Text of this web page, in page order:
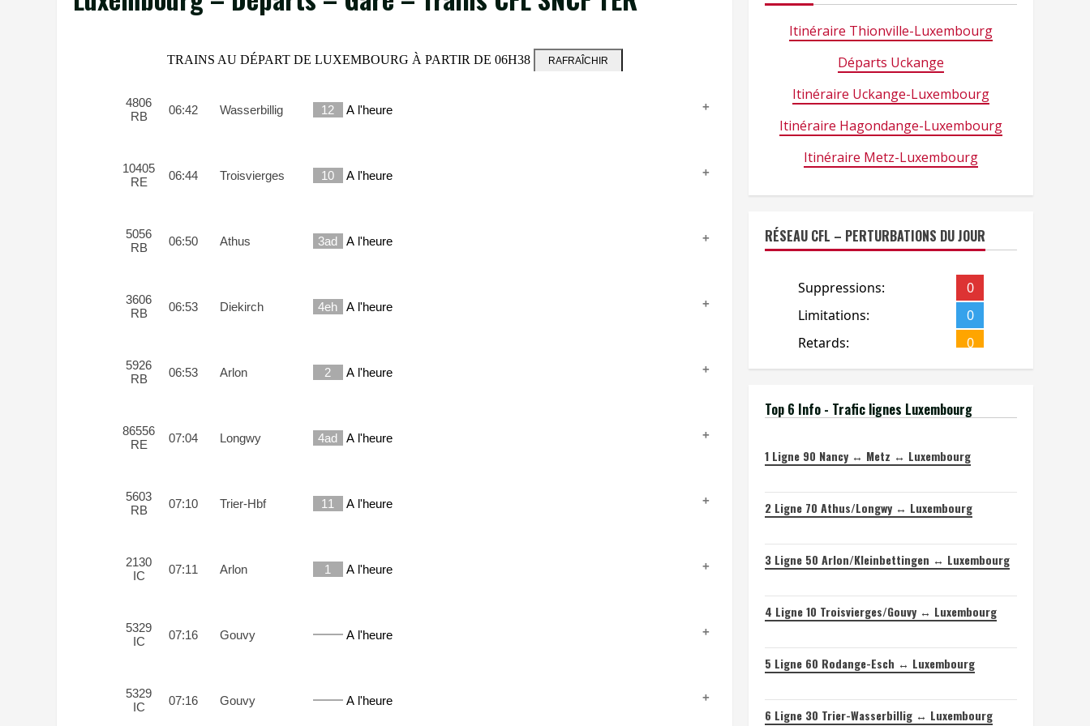
Itinéraire Thionville-Luxembourg
Départs Uckange
Itinéraire Uckange-Luxembourg
Itinéraire Hagondange-Luxembourg
Itinéraire Metz-Luxembourg
RÉSEAU CFL – PERTURBATIONS DU JOUR
Top 6 Info - Trafic lignes Luxembourg
1Ligne 90 Nancy ↔ Metz ↔ Luxembourg
2Ligne 70 Athus/Longwy ↔ Luxembourg
3Ligne 50 Arlon/Kleinbettingen ↔ Luxembourg
4 Ligne 10 Troisvierges/Gouvy ↔ Luxembourg
5 Ligne 60 Rodange-Esch ↔ Luxembourg
6 Ligne 30 Trier-Wasserbillig ↔ Luxembourg